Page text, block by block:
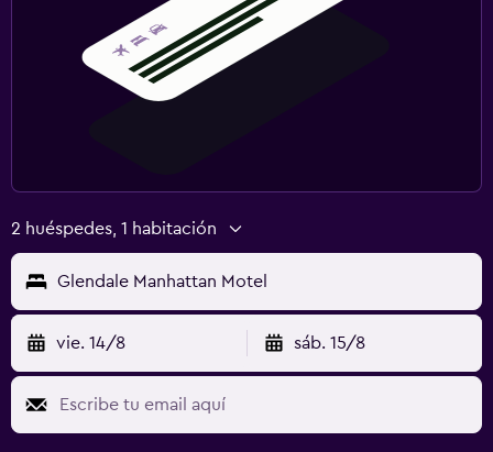
2 huéspedes, 1 habitación
Glendale Manhattan Motel
vie. 14/8 sáb. 15/8